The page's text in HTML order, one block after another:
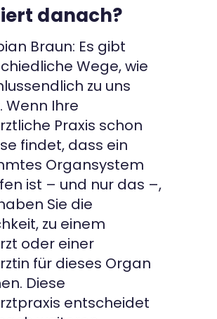
danach?
Braun: Es gibt
Wege, wie
zu uns
Wenn Ihre
Praxis schon
findet, dass ein
Organsystem
ist – und nur das –,
Sie die
zu einem
oder einer
für dieses Organ
Diese
entscheidet